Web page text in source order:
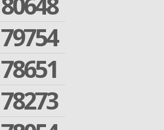
79754
78651
78273